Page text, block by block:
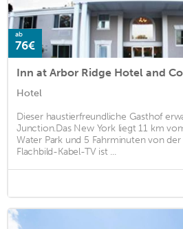
ab
76€
Inn at Arbor Ridge Hotel and
Hotel
Dieser haustierfreundliche Gasthof
Junction.Das New York liegt 11 km
Water Park und 5 Fahrminuten von
Flachbild-Kabel-TV ist ...